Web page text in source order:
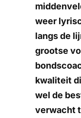
weer
langs de
grootse
kwaliteit
wel de
verwacht